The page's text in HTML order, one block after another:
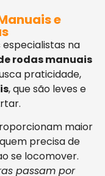
e
especialistas na
rodas manuais
praticidade,
, que são leves e
maior
precisa de
se locomover.
passam por